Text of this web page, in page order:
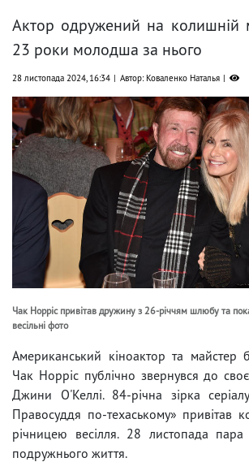
Актор одружений на колишній
23 роки молодша за нього
28 листопада 2024, 16:34 Автор: Коваленко Наталья
Чак Норріс привітав дружину з 26-річчям шлюбу та
весільні фото
Американський кіноактор та майстер
Чак Норріс публічно звернувся до
Джини О'Келлі. 84-річна зірка
Правосуддя по-техаському» привітав
річницею весілля. 28 листопада пара
подружнього життя.